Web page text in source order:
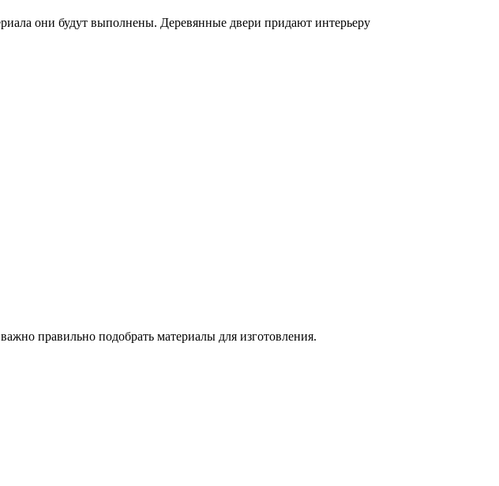
они будут выполнены. Деревянные двери придают интерьеру
правильно подобрать материалы для изготовления.